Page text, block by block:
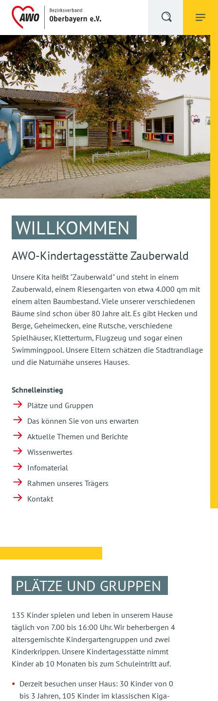
WILLKOMMEN
AWO-Kindertagesstätte Zauberwald
Unsere Kita heißt "Zauberwald" und steht in einem
Zauberwald, einem Riesengarten von etwa 4.000 qm mit
einem alten Baumbestand. Viele unserer verschiedenen
Bäume sind schon über 80 Jahre alt. Es gibt Hecken und
Berge, Geheimecken, eine Rutsche, verschiedene
Spielhäuser, Kletterturm, Flugzeug und sogar einen
Swimmingpool. Unsere Eltern schätzen die Stadtrandlage
und die Naturnähe unseres Hauses.
Schnelleinstieg
Plätze und Gruppen
Das können Sie von uns erwarten
Aktuelle Themen und Berichte
Wissenwertes
Infomaterial
Rahmen unseres Trägers
Kontakt
PLÄTZE UND GRUPPEN
135 Kinder spielen und leben in unserem Hause
täglich von 7.00 bis 16:00 Uhr. Wir beherbergen 4
altersgemischte Kindergartengruppen und zwei
Kinderkrippen. Unsere Kindertagesstätte nimmt
Kinder ab 10 Monaten bis zum Schuleintritt auf.
Derzeit besuchen unser Haus: 30 Kinder von 0
bis 3 Jahren, 105 Kinder im klassischen Kiga-